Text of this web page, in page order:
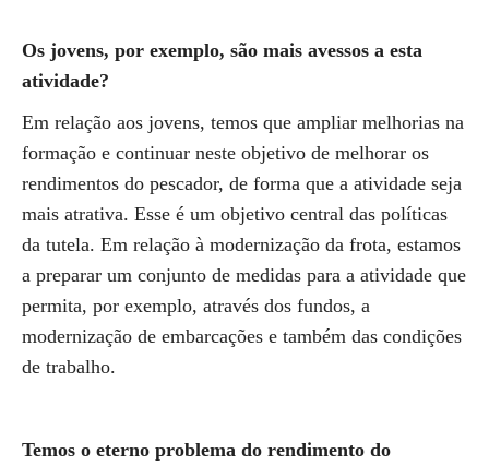
Os jovens, por exemplo, são mais avessos a esta
atividade?
Em relação aos jovens, temos que ampliar melhorias na
formação e continuar neste objetivo de melhorar os
rendimentos do pescador, de forma que a atividade seja
mais atrativa. Esse é um objetivo central das políticas
da tutela. Em relação à modernização da frota, estamos
a preparar um conjunto de medidas para a atividade que
permita, por exemplo, através dos fundos, a
modernização de embarcações e também das condições
de trabalho.
Temos o eterno problema do rendimento do